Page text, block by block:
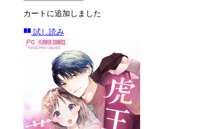
カートに追加しました
試し読み